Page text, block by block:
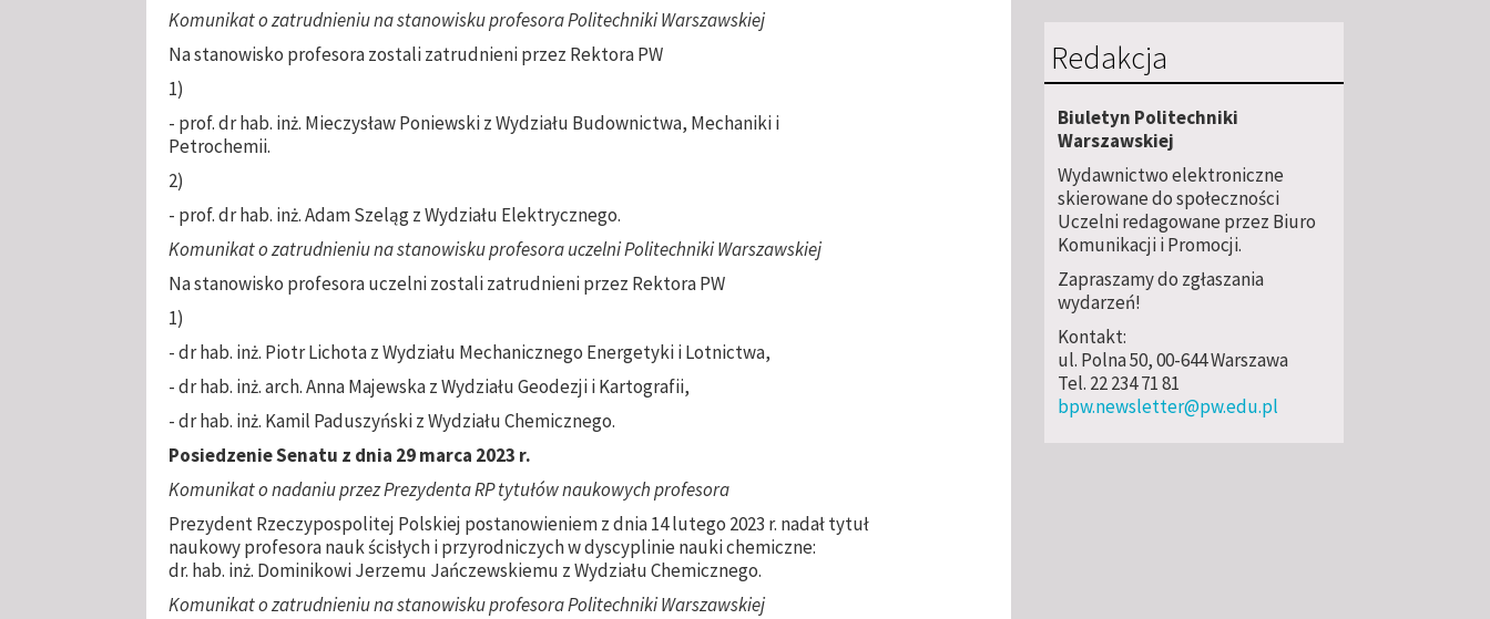
Komunikat o zatrudnieniu na stanowisku profesora Politechniki Warszawskiej
Na stanowisko profesora zostali zatrudnieni przez Rektora PW
1)
- prof. dr hab. inż. Mieczysław Poniewski z Wydziału Budownictwa, Mechaniki i
Petrochemii.
2)
- prof. dr hab. inż. Adam Szeląg z Wydziału Elektrycznego.
Komunikat o zatrudnieniu na stanowisku profesora uczelni Politechniki Warszawskiej
Na stanowisko profesora uczelni zostali zatrudnieni przez Rektora PW
1)
- dr hab. inż. Piotr Lichota z Wydziału Mechanicznego Energetyki i Lotnictwa,
- dr hab. inż. arch. Anna Majewska z Wydziału Geodezji i Kartografii,
- dr hab. inż. Kamil Paduszyński z Wydziału Chemicznego.
Posiedzenie Senatu z dnia 29 marca 2023 r.
Komunikat o nadaniu przez Prezydenta RP tytułów naukowych profesora
Prezydent Rzeczypospolitej Polskiej postanowieniem z dnia 14 lutego 2023 r. nadał tytuł
naukowy profesora nauk ścisłych i przyrodniczych w dyscyplinie nauki chemiczne:
dr. hab. inż. Dominikowi Jerzemu Jańczewskiemu z Wydziału Chemicznego.
Komunikat o zatrudnieniu na stanowisku profesora Politechniki Warszawskiej
Redakcja
Biuletyn Politechniki
Warszawskiej
Wydawnictwo elektroniczne
skierowane do społeczności
Uczelni redagowane przez Biuro
Komunikacji i Promocji.
Zapraszamy do zgłaszania
wydarzeń!
Kontakt:
ul. Polna 50, 00-644 Warszawa
Tel. 22 234 71 81
bpw.newsletter@pw.edu.pl